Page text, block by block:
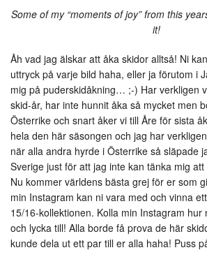
Some of my “moments of joy” from this
it!
Åh vad jag älskar att åka skidor alltså! Ni
uttryck på varje bild haha, eller ja förutom i
mig på puderskidåkning… ;-) Har verkligen
skid-år, har inte hunnit åka så mycket men
Österrike och snart åker vi till Åre för sista
hela den här säsongen och jag har
när alla andra hyrde i Österrike så släpade
Sverige just för att jag inte kan tänka mig
Nu kommer världens bästa grej för er som
min Instagram kan ni vara med och vinna
15/16-kollektionen. Kolla min Instagram hur
och lycka till! Alla borde få prova de här
kunde dela ut ett par till er alla haha! Puss